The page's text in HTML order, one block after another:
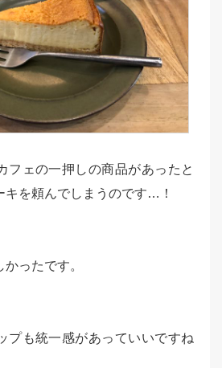
フェの一押しの商品があったと
キを頼んでしまうのです…！
ったです。
プも統一感があっていいですね